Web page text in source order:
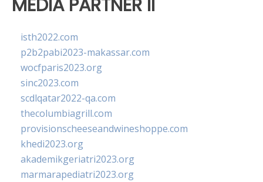
isth2022.com
p2b2pabi2023-makassar.com
wocfparis2023.org
sinc2023.com
scdlqatar2022-qa.com
thecolumbiagrill.com
provisionscheeseandwineshoppe.com
khedi2023.org
akademikgeriatri2023.org
marmarapediatri2023.org